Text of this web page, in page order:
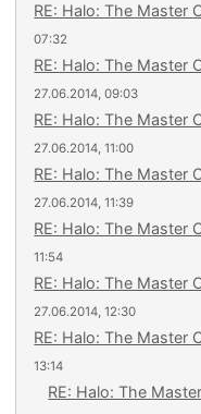
RE: Halo: The Master
07:32
RE: Halo: The Master
27.06.2014, 09:03
RE: Halo: The Master
27.06.2014, 11:00
RE: Halo: The Master
27.06.2014, 11:39
RE: Halo: The Master
11:54
RE: Halo: The Master
27.06.2014, 12:30
RE: Halo: The Master
13:14
RE: Halo: The